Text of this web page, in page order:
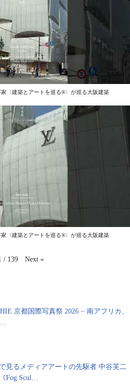
〈建築とアートを巡る®️〉が巡る大阪建築
〈建築とアートを巡る®️〉が巡る大阪建築
/ 139 Next »
京都国際写真祭 2026 − 南アフリカ、
…
見るメディアアートの先駆者 中谷芙二
Fog Scul…